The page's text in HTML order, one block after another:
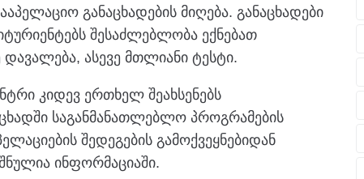
განაცხადების მიღება. განაცხადები
შესაძლებლობა ექნებათ
ასევე მთლიანი ტესტი.
კიდევ ერთხელ შეახსენებს
საგანმანათლებლო პროგრამების
შედეგების გამოქვეყნებიდან
ინფორმაციაში.